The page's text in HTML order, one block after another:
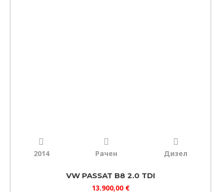
2014 Рачен Дизел
VW PASSAT B8 2.0 TDI
13.900,00 €